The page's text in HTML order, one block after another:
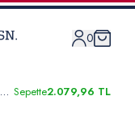
0
Erkek Beyaz Balıkçı Yaka Basic Triko Kazak Sepette2.079,96 TL